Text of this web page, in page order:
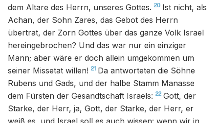
dem Altare des Herrn, unseres Gottes. 20 Ist nicht, als
Achan, der Sohn Zares, das Gebot des Herrn
übertrat, der Zorn Gottes über das ganze Volk Israel
hereingebrochen? Und das war nur ein einziger
Mann; aber wäre er doch allein umgekommen um
seiner Missetat willen! 21 Da antworteten die Söhne
Rubens und Gads, und der halbe Stamm Manasse
dem Fürsten der Gesandtschaft Israels: 22 Gott, der
Starke, der Herr, ja, Gott, der Starke, der Herr, er
weiß es, und Israel soll es auch wissen: wenn wir in